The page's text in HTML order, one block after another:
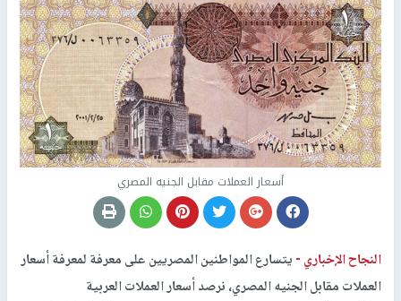
أسعار العملات مقابل الجنيه المصري
النجاح الإخباري -يتسارع المواطنين المصريين على معرفة لمعرفة أسعار
العملات مقابل الجنيه المصري،نرصد أسعار العملات العربية